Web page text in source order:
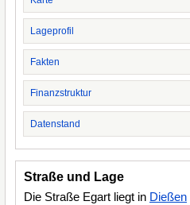
Lageprofil
Fakten
Finanzstruktur
Datenstand
Straße und Lage
Die Straße Egart liegt in Dießen